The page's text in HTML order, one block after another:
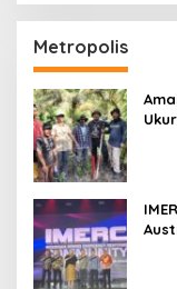
Metropolis